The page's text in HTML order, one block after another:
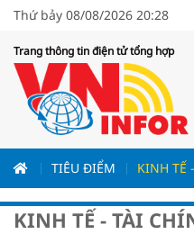
Thứ bảy 08/08/2026 20:28
Trang thông tin điện tử tổng hợp
TIÊU ĐIỂM KINH TẾ
KINH TẾ - TÀI